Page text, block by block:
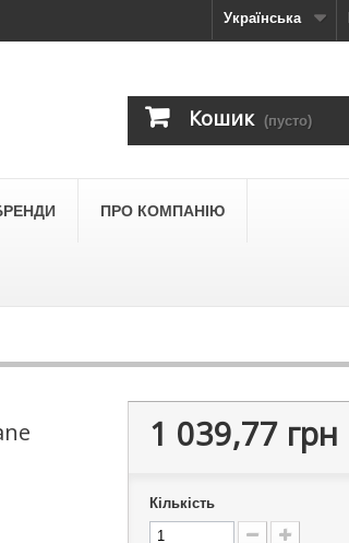
Українська
Кошик (пусто)
ПРО КОМПАНІЮ
1 039,77 грн
Кількість